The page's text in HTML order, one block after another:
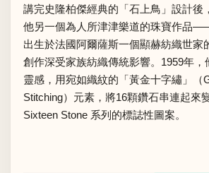
講完史隆柏傑經典的「石上鳥」設計後
他另一個為人所津津樂道的珠寶作品
出生於法國阿爾薩斯一個顯赫紡織世家
創作深受家族紡織傳統影響。1959年，
靈感，用宛如織紋的「黃金十字繡」（
Stitching）元素，將16顆鑽石串連起來
Sixteen Stone 系列的標誌性圖案。